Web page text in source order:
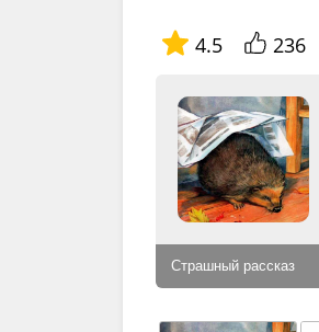
4.5 236
Страшный рассказ